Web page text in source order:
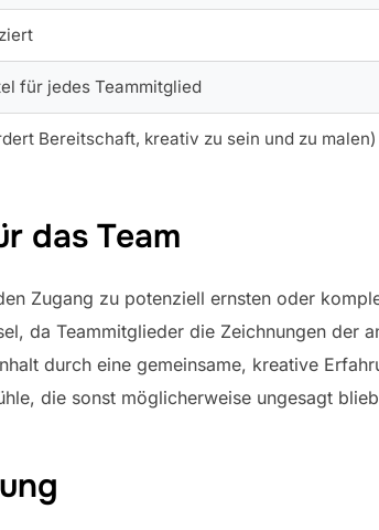
für jedes Teammitglied
Bereitschaft, kreativ zu sein und zu malen)
das Team
Zugang zu potenziell ernsten oder
da Teammitglieder die Zeichnungen der
durch eine gemeinsame, kreative
die sonst möglicherweise ungesagt